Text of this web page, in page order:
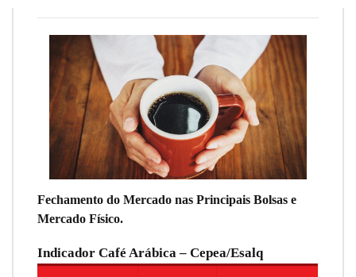
Fechamento do Mercado nas Principais Bolsas e
Mercado Físico.
Indicador Café Arábica – Cepea/Esalq